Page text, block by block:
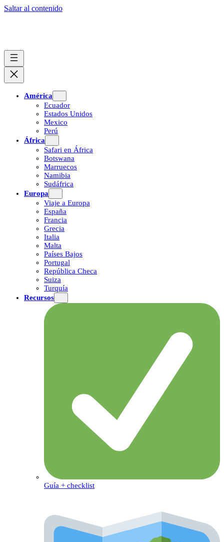
Saltar al contenido
América
Ecuador
Estados Unidos
Mexico
Perú
África
Safari en África
Botswana
Marruecos
Namibia
Sudáfrica
Europa
Viaje a Europa
España
Francia
Grecia
Italia
Malta
Países Bajos
Portugal
República Checa
Suiza
Turquía
Recursos
Guía + checklist